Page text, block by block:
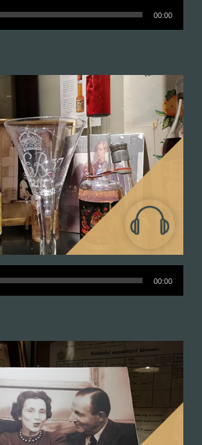
00:00
00:00